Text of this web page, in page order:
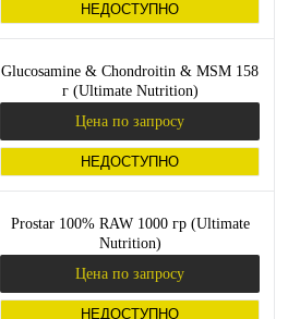
НЕДОСТУПНО
Glucosamine & Chondroitin & MSM 158
г (Ultimate Nutrition)
Цена по запросу
НЕДОСТУПНО
Prostar 100% RAW 1000 гр (Ultimate
Nutrition)
Цена по запросу
НЕДОСТУПНО